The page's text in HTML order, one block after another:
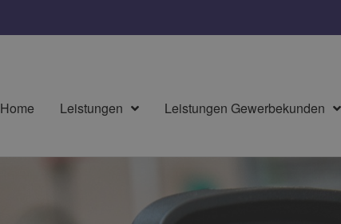
Home Leistungen Leistungen Gewerbekunden